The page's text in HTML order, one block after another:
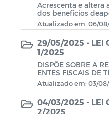
Acrescenta e altera
dos benefícios
nos art. 97, art. 97-
-D, em
titucional n.º 103/
ntar Municipal n.º
ovidências.
Atualizado em: 06/
29/05/2025 - LEI
1/2025
DISPÕE SOBRE A
ENTES FISCAIS DE
E AUDITORES
Atualizado em: 03/
04/03/2025 - LEI
2/2025